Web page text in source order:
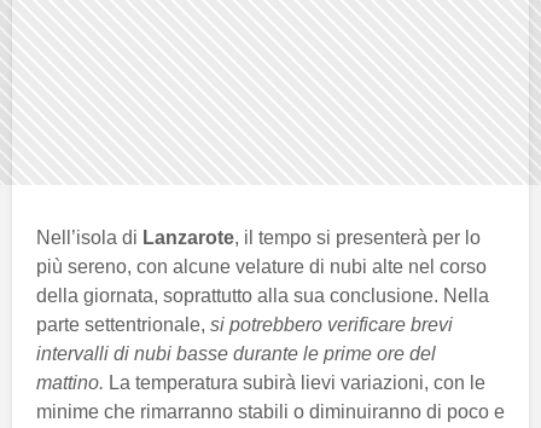
Nell’isola di Lanzarote, il tempo si presenterà per lo
più sereno, con alcune velature di nubi alte nel corso
della giornata, soprattutto alla sua conclusione. Nella
parte settentrionale, si potrebbero verificare brevi
intervalli di nubi basse durante le prime ore del
mattino. La temperatura subirà lievi variazioni, con le
minime che rimarranno stabili o diminuiranno di poco e